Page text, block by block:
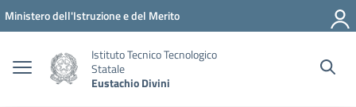
Vai ai contenuti
Vai al menu di navigazione
Vai al footer
Ministero dell'Istruzione e del Merito
Istituto Tecnico Tecnologico
Statale
Eustachio Divini